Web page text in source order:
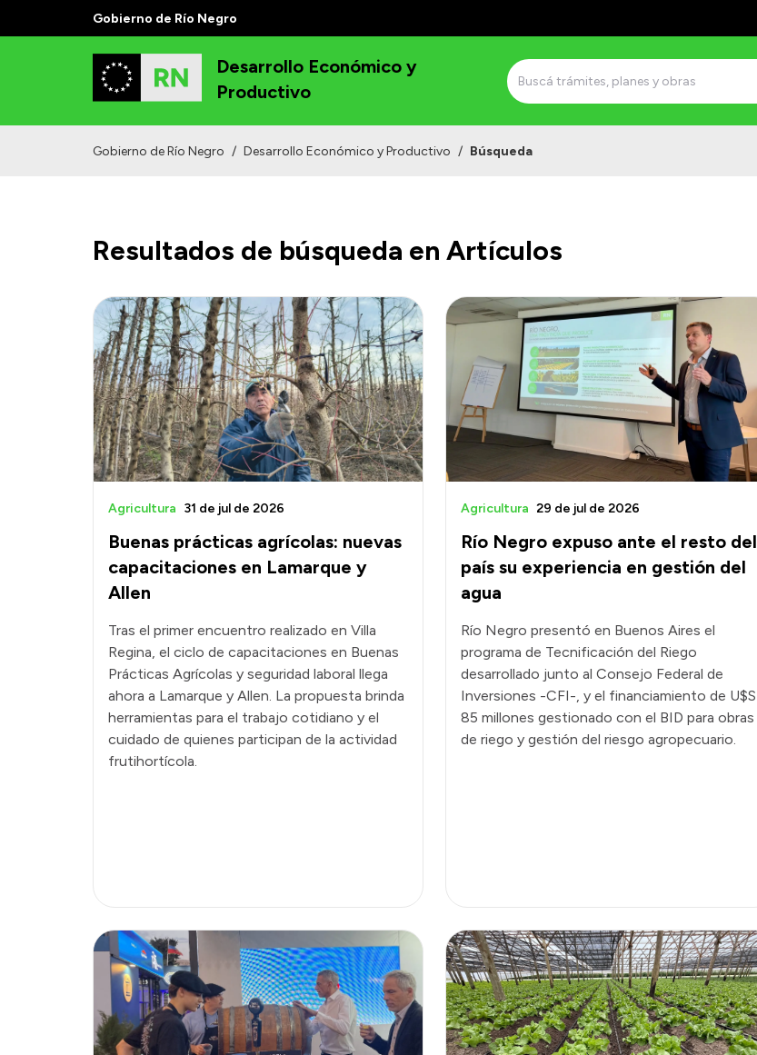
Gobierno de Río Negro
Desarrollo Económico y
Productivo
Gobierno de Río Negro / Desarrollo Económico y Productivo / Búsqueda
Resultados de búsqueda en Artículos
Buenas prácticas agrícolas: nuevas
capacitaciones en Lamarque y
Allen
Agricultura 31 de jul de 2026
Tras el primer encuentro realizado en Villa
Regina, el ciclo de capacitaciones en Buenas
Prácticas Agrícolas y seguridad laboral llega
ahora a Lamarque y Allen. La propuesta brinda
herramientas para el trabajo cotidiano y el
cuidado de quienes participan de la actividad
frutihortícola.
Río Negro expuso ante el resto del
país su experiencia en gestión del
agua
Agricultura 29 de jul de 2026
Río Negro presentó en Buenos Aires el
programa de Tecnificación del Riego
desarrollado junto al Consejo Federal de
Inversiones -CFI-, y el financiamiento de U$S
85 millones gestionado con el BID para obras
de riego y gestión del riesgo agropecuario.